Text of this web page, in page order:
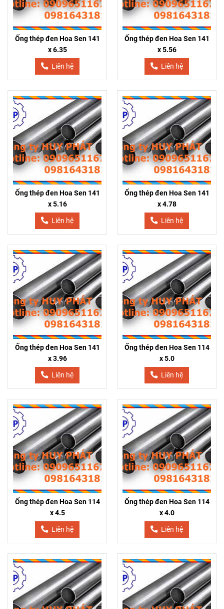
Ống thép đen Hoa Sen 141
x 6.35
Liên hệ
Ống thép đen Hoa Sen 141
x 5.56
Liên hệ
Ống thép đen Hoa Sen 141
x 5.16
Liên hệ
Ống thép đen Hoa Sen 141
x 4.78
Liên hệ
Ống thép đen Hoa Sen 141
x 3.96
Liên hệ
Ống thép đen Hoa Sen 114
x 5.0
Liên hệ
Ống thép đen Hoa Sen 114
x 4.5
Liên hệ
Ống thép đen Hoa Sen 114
x 4.0
Liên hệ